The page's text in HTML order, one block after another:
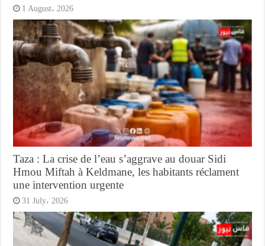
1 August، 2026
Taza : La crise de l’eau s’aggrave au douar Sidi
Hmou Miftah à Keldmane, les habitants réclament
une intervention urgente
31 July، 2026